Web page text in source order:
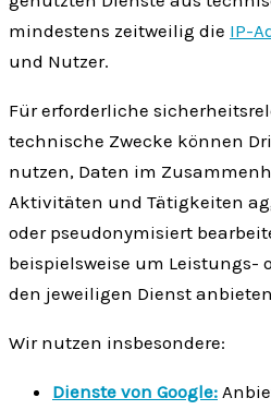
mindestens zeitweilig die IP-
und Nutzer.
Für erforderliche
technische Zwecke können
nutzen, Daten im
Aktivitäten und Tätigkeiten
oder pseudonymisiert
beispielsweise um Leistungs-
den jeweiligen Dienst
Wir nutzen insbesondere:
Dienste von Google: